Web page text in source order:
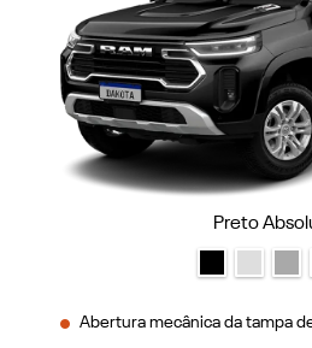
Preto
Abertura mecânica da tampa